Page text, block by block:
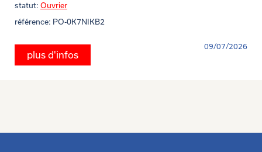
statut: Ouvrier
référence: PO-0K7NIKB2
09/07/2026
plus d'infos